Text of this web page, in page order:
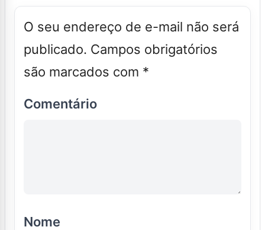
O seu endereço de e-mail não será
publicado. Campos obrigatórios
são marcados com *
Comentário
Nome